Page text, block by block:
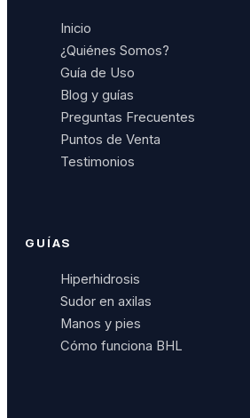
Inicio
¿Quiénes Somos?
Guía de Uso
Blog y guías
Preguntas Frecuentes
Puntos de Venta
Testimonios
GUÍAS
Hiperhidrosis
Sudor en axilas
Manos y pies
Cómo funciona BHL